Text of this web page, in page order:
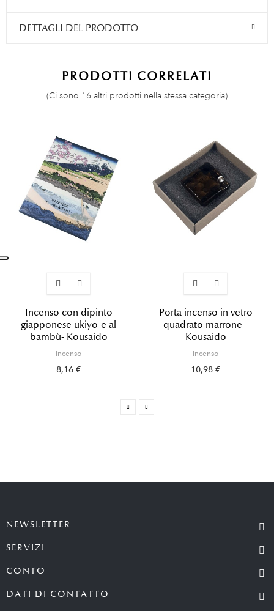
DETTAGLI DEL PRODOTTO
PRODOTTI CORRELATI
(Ci sono 16 altri prodotti nella stessa categoria)
Incenso con dipinto
giapponese ukiyo-e al
bambù- Kousaido
Incenso
8,16 €
Porta incenso in vetro
quadrato marrone -
Kousaido
Incenso
10,98 €
NEWSLETTER
SERVIZI
CONTO
DATI DI CONTATTO